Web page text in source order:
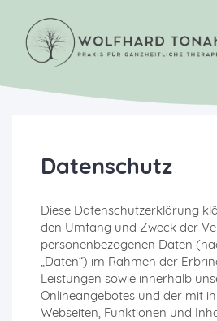
Datenschutz
Diese Datenschutzerklärung
den Umfang und Zweck der
personenbezogenen Daten
„Daten“) im Rahmen der
Leistungen sowie innerhalb
Onlineangebotes und der mit
Webseiten, Funktionen und